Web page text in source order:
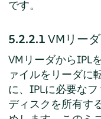
です。
5.2.2.1VMリーダ
VMリーダからIPL
ァイルをリーダに
に、IPLに必要な
ディスクを所有す